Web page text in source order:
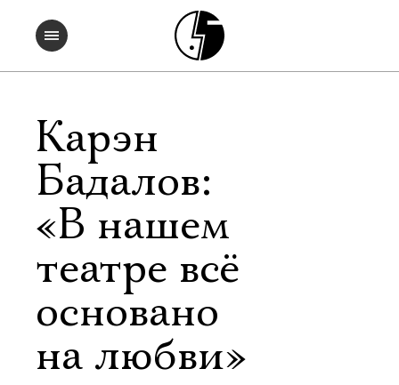
Карэн
Бадалов:
«В нашем
театре всё
основано
на любви»